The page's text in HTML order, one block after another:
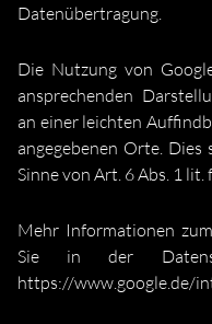
Datenübertragung.
Die Nutzung von
ansprechenden
an einer leichten
angegebenen Orte.
Sinne von Art. 6 Abs. 1 lit.
Mehr Informationen
Sie in der
https://www.google.de/